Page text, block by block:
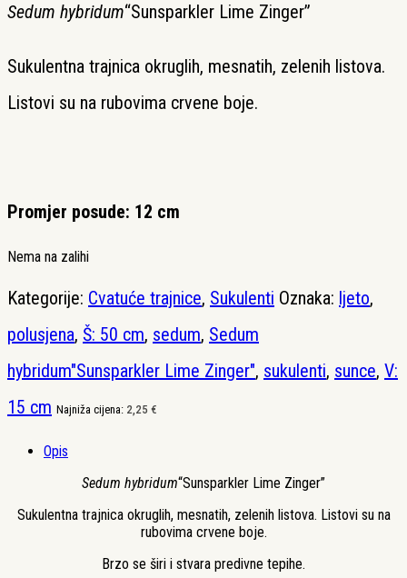
Sedum hybridum“Sunsparkler Lime Zinger”
Sukulentna trajnica okruglih, mesnatih, zelenih listova.
Listovi su na rubovima crvene boje.
Promjer posude: 12 cm
Nema na zalihi
Kategorije: Cvatuće trajnice, Sukulenti Oznaka: ljeto,
polusjena, Š: 50 cm, sedum, Sedum
hybridum"Sunsparkler Lime Zinger", sukulenti, sunce, V:
15 cm Najniža cijena: 2,25 €
Opis
Sedum hybridum“Sunsparkler Lime Zinger”
Sukulentna trajnica okruglih, mesnatih, zelenih listova. Listovi su na
rubovima crvene boje.
Brzo se širi i stvara predivne tepihe.